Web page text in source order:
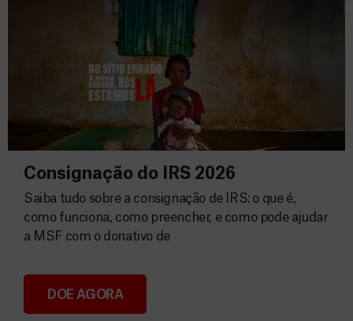
Consignação do IRS 2026
Consignação do IRS 2026
Saiba tudo sobre a consignação de IRS: o que é,
como funciona, como preencher, e como pode ajudar
a MSF com o donativo de
DOE AGORA